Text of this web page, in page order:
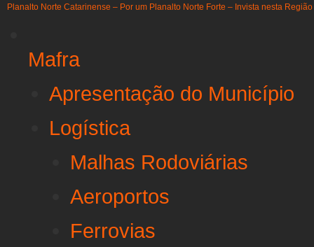
Planalto Norte Catarinense – Por um Planalto Norte Forte – Invista nesta Região
Mafra
Apresentação do Município
Logística
Malhas Rodoviárias
Aeroportos
Ferrovias